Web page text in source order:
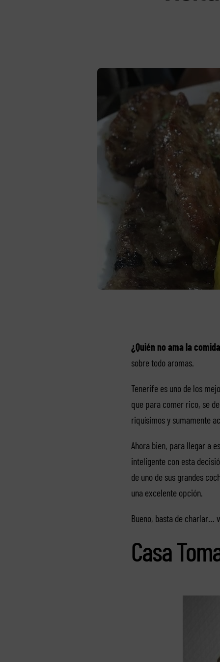
¿Quién no ama la
sobre todo aromas.
Tenerife es uno de los
que para comer rico, se
riquísimos y sumamente
Ahora bien, para llegar a
inteligente con esta
de uno de sus grandes
una excelente opción.
Bueno, basta de charlar…
Casa